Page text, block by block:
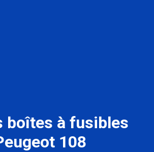
boîtes à fusibles
108